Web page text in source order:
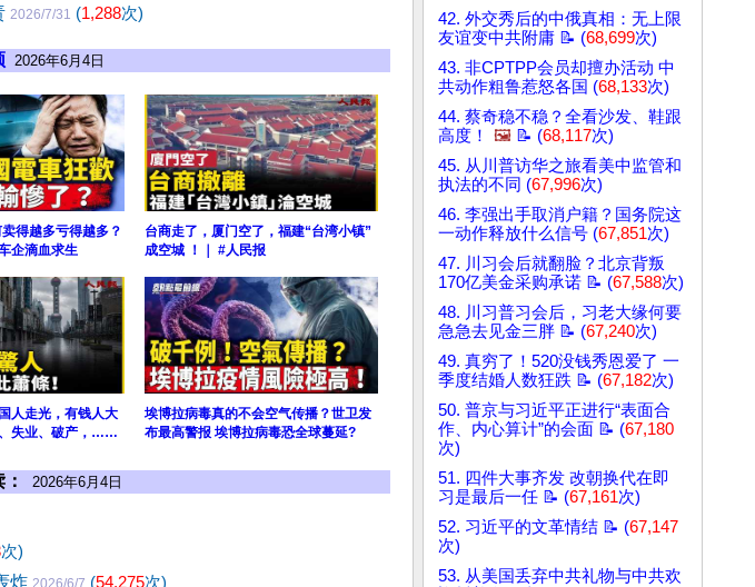
2026/7/31 (1,288次)
2026年6月4日
得越多亏得越多？
企滴血求生
台商走了，厦门空了，福建“台湾小镇”
成空城 ！｜ #人民报
人走光，有钱人大
失业、破产，……
埃博拉病毒真的不会空气传播？世卫发
布最高警报 埃博拉病毒恐全球蔓延?
2026年6月4日
次)
炸 2026/6/7 (54,275次)
42. 外交秀后的中俄真相：无上限
友谊变中共附庸 📝 (68,699次)
43. 非CPTPP会员却擅办活动 中
共动作粗鲁惹怒各国 (68,133次)
44. 蔡奇稳不稳？全看沙发、鞋跟
高度！
🖼️ 📝 (68,117次)
45. 从川普访华之旅看美中监管和
执法的不同 (67,996次)
46. 李强出手取消户籍？国务院这
一动作释放什么信号 (67,851次)
47. 川习会后就翻脸？北京背叛
170亿美金采购承诺 📝 (67,588次)
48. 川习普习会后，习老大缘何要
急急去见金三胖 📝 (67,240次)
49. 真穷了！520没钱秀恩爱了 一
季度结婚人数狂跌 📝 (67,182次)
50. 普京与习近平正进行“表面合
作、内心算计”的会面 📝 (67,180
次)
51. 四件大事齐发 改朝换代在即
习是最后一任 📝 (67,161次)
52. 习近平的文革情结 📝 (67,147
次)
53. 从美国丢弃中共礼物与中共欢